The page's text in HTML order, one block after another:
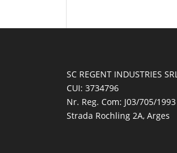
SC REGENT INDUSTRIES SRL
CUI: 3734796
Nr. Reg. Com: J03/705/1993
Strada Rochling 2A, Arges